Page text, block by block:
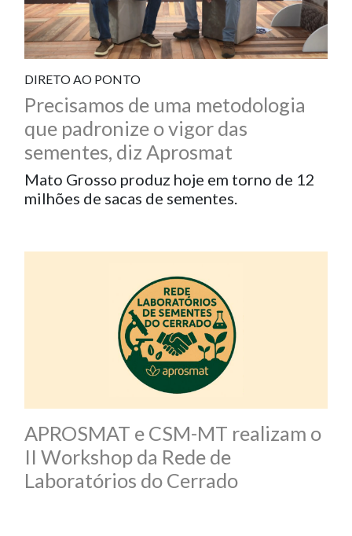
DIRETO AO PONTO
Precisamos de uma metodologia
que padronize o vigor das
sementes, diz Aprosmat
Mato Grosso produz hoje em torno de 12
milhões de sacas de sementes.
APROSMAT e CSM-MT realizam o
II Workshop da Rede de
Laboratórios do Cerrado